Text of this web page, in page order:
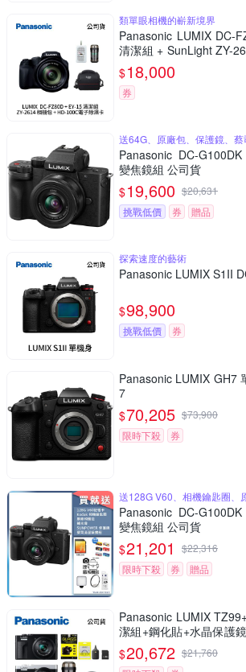
類單眼相機的嶄新境界
Panasonic LUMIX DC-
清潔組 + SunLight ZY-
瑪 HD-100C電子除濕卡
$18,000
券
送64G、原廠包、保護鏡、
Panasonic DC-
變焦鏡組 公司貨
$19,600 $20,631
挑戰低價
券 贈品
探索速度的藝術
Panasonic LUMIX S1II
$98,900
挑戰低價 券
Panasonic LUMIX GH7
7
$70,205 $73,900
限時下殺
券
送128G V60、相機鑰匙圈、
Panasonic DC-
變焦鏡組 公司貨
$21,201 $22,316
限時下殺
券 贈品
Panasonic LUMIX
潔組+鋼化貼+水晶保護
ORE BB nano 迷你電動
$20,672 $21,760